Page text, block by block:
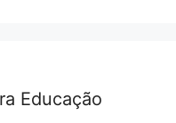
Educação